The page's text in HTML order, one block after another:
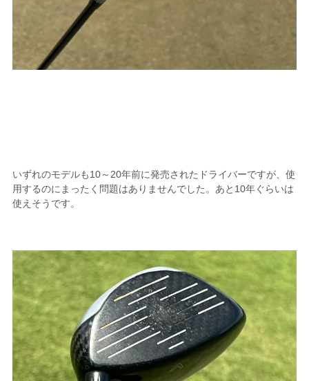
いずれのモデルも10～20年前に発売されたドライバーですが、使
用するのにまったく問題はありませんでした。あと10年ぐらいは
使えそうです。